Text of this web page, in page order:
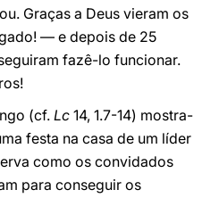
Graças a Deus vieram os
— e depois de 25
fazê-lo funcionar.
(cf. Lc 14, 1.7-14) mostra-
festa na casa de um líder
como os convidados
para conseguir os